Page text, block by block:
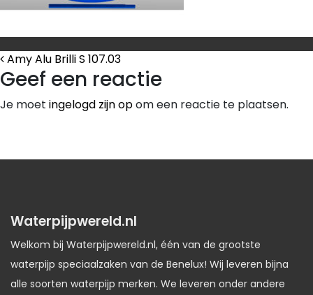
Bericht Navigatie
Amy Alu Brilli S 107.03
Geef een reactie
Je moet ingelogd zijn opom een reactie te plaatsen.
Waterpijpwereld.nl
Welkom bij Waterpijpwereld.nl, één van de grootste
waterpijp speciaalzaken van de Benelux! Wij leveren bijna
alle soorten waterpijp merken. We leveren onder andere